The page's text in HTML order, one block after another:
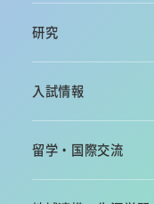
研究
入試情報
留学・国際交流